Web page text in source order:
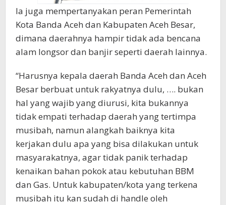
Ia juga mempertanyakan peran Pemerintah
Kota Banda Aceh dan Kabupaten Aceh Besar,
dimana daerahnya hampir tidak ada bencana
alam longsor dan banjir seperti daerah lainnya.
“Harusnya kepala daerah Banda Aceh dan Aceh
Besar berbuat untuk rakyatnya dulu, …. bukan
hal yang wajib yang diurusi, kita bukannya
tidak empati terhadap daerah yang tertimpa
musibah, namun alangkah baiknya kita
kerjakan dulu apa yang bisa dilakukan untuk
masyarakatnya, agar tidak panik terhadap
kenaikan bahan pokok atau kebutuhan BBM
dan Gas. Untuk kabupaten/kota yang terkena
musibah itu kan sudah di handle oleh